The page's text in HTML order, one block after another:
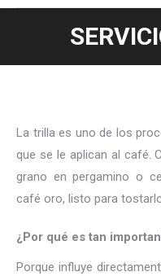
La trilla es uno de los
que se le aplican al café.
grano en pergamino o
café oro, listo para
¿Por qué es tan
Porque influye